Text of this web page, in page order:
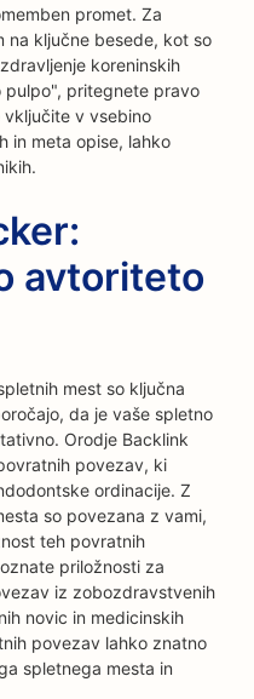
promet. Za
na ključne besede, kot so
koreninskih
pulpo", pritegnete pravo
v vsebino
in meta opise, lahko
avtoriteto
mest so ključna
da je vaše spletno
Orodje Backlink
povezav, ki
ordinacije. Z
so povezana z vami,
teh povratnih
priložnosti za
iz zobozdravstvenih
novic in medicinskih
povezav lahko znatno
spletnega mesta in